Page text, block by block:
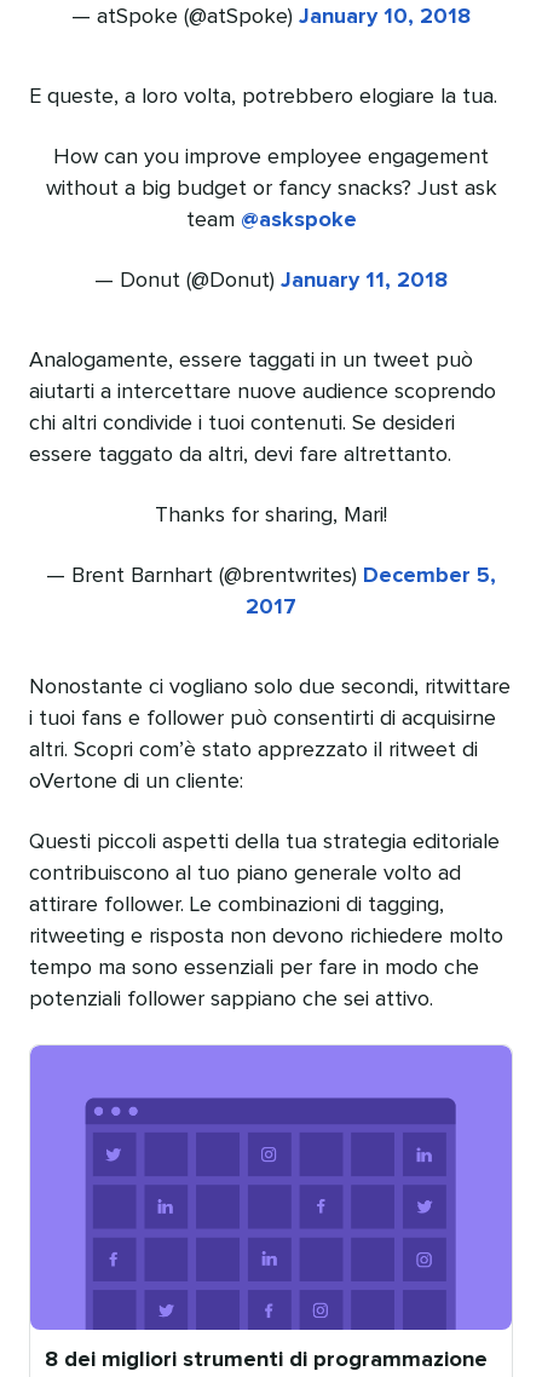
— atSpoke (@atSpoke) January 10, 2018
E queste, a loro volta, potrebbero elogiare la tua.
How can you improve employee engagement
without a big budget or fancy snacks? Just ask
team @askspoke
— Donut (@Donut) January 11, 2018
Analogamente, essere taggati in un tweet può
aiutarti a intercettare nuove audience scoprendo
chi altri condivide i tuoi contenuti. Se desideri
essere taggato da altri, devi fare altrettanto.
Thanks for sharing, Mari!
— Brent Barnhart (@brentwrites) December 5,
2017
Nonostante ci vogliano solo due secondi, ritwittare
i tuoi fans e follower può consentirti di acquisirne
altri. Scopri com’è stato apprezzato il ritweet di
oVertone di un cliente:
Questi piccoli aspetti della tua strategia editoriale
contribuiscono al tuo piano generale volto ad
attirare follower. Le combinazioni di tagging,
ritweeting e risposta non devono richiedere molto
tempo ma sono essenziali per fare in modo che
potenziali follower sappiano che sei attivo.
8 dei migliori strumenti di programmazione